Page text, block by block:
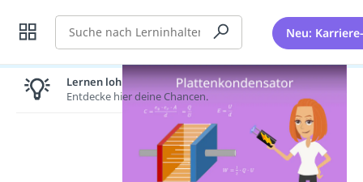
Suche Neu:
Lernen lohnt sich!
Entdecke hier deine Chancen.